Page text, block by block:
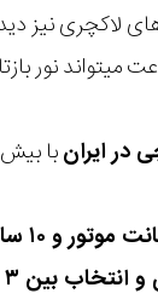
لاکچری نیز
میتواند نور
در ایران